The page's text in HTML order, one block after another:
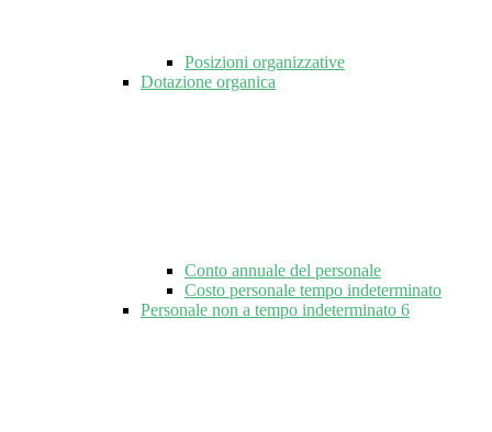
Posizioni organizzative
Dotazione organica
Conto annuale del personale
Costo personale tempo indeterminato
Personale non a tempo indeterminato 6